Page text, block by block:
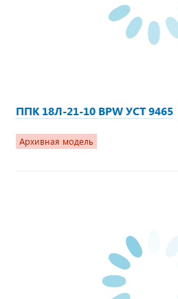
ППК 18Л-21-10 BPW УСТ 9465
Архивная модель